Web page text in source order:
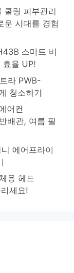
쿨링 피부관리
운 시대를 경험
스마트 비
효율 UP!
라 PWB-
청소하기
어컨
배관, 여름 필
에어프라이
용 헤드
세요!